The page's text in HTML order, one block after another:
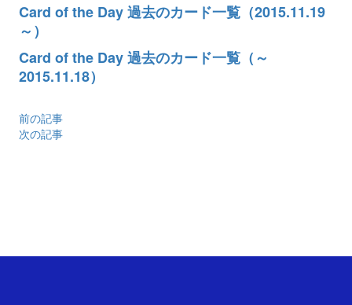
Card of the Day 過去のカード一覧（2015.11.19
～）
Card of the Day 過去のカード一覧（～
2015.11.18）
前の記事
次の記事